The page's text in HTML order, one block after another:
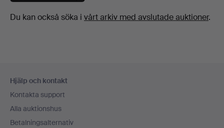
Du kan också söka i vårt arkiv med avslutade auktioner.
Hjälp och kontakt
Kontakta support
Alla auktionshus
Betalningsalternativ